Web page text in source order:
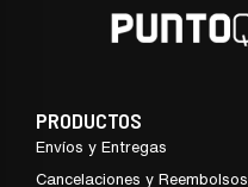
PRODUCTOS
Envíos y Entregas
Cancelaciones y Reembolsos